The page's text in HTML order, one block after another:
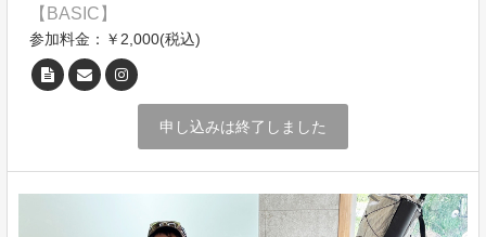
【BASIC】
参加料金：￥2,000(税込)
申し込みは終了しました